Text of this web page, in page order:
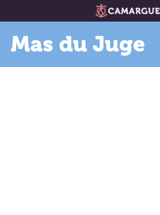
Mas du Juge